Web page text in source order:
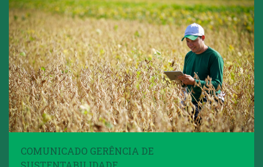
COMUNICADO GERÊNCIA DE